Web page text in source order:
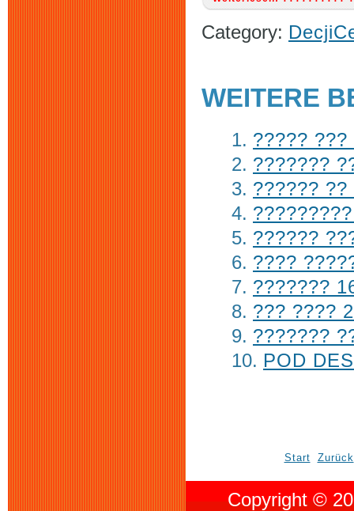
Category:
WEITERE
?????
???????
??????
??????
????
???????
??? ????
???????
POD
Start Zurück
Copyright ©